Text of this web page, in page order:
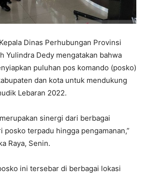
Dinas Perhubungan Provinsi
Yulindra Dedy mengatakan bahwa
puluhan pos komando (posko)
dan kota untuk mendukung
Lebaran 2022.
sinergi dari berbagai
posko terpadu hingga pengamanan,”
Raya, Senin.
ini tersebar di berbagai lokasi